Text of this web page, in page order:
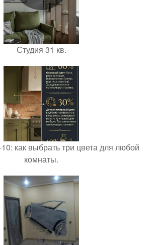
Студия 31 кв.
как выбрать три цвета для любой
комнаты.